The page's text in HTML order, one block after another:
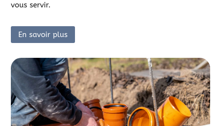
vous servir.
En savoir plus